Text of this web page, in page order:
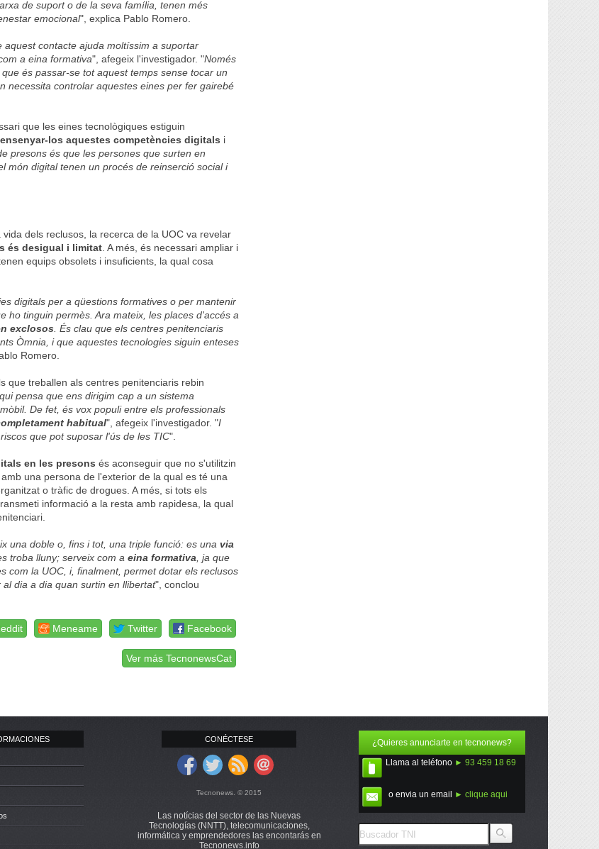
de suport o de la seva família, tenen més
emocional", explica Pablo Romero.
contacte ajuda moltíssim a suportar
a eina formativa", afegeix l'investigador. "Només
és passar-se tot aquest temps sense tocar un
necessita controlar aquestes eines per fer gairebé
que les eines tecnològiques estiguin
los aquestes competències digitals i
presons és que les persones que surten en
món digital tenen un procés de reinserció social i
dels reclusos, la recerca de la UOC va revelar
és desigual i limitat . A més, és necessari ampliar i
equips obsolets i insuficients, la qual cosa
digitals per a qüestions formatives o per mantenir
ho tinguin permès. Ara mateix, les places d'accés a
exclosos . És clau que els centres penitenciaris
Òmnia, i que aquestes tecnologies siguin enteses
Romero.
que treballen als centres penitenciaris rebin
pensa que ens dirigim cap a un sistema
De fet, és vox populi entre els professionals
habitual", afegeix l'investigador. "I
que pot suposar l'ús de les TIC".
en les presons és aconseguir que no s'utilitzin
una persona de l'exterior de la qual es té una
o tràfic de drogues. A més, si tots els
informació a la resta amb rapidesa, la qual
una doble o, fins i tot, una triple funció: es unavia
troba lluny; serveix com aeina formativa , ja que
com la UOC, i, finalment, permet dotar els reclusos
dia a dia quan surtin en llibertat", conclou
Facebook
Twitter
Meneame
Ver más TecnonewsCat
CONÉCTESE
Tecnonews. © 2015
Las notícias del sector de las Nuevas
Tecnologías (NNTT), telecomunicaciones,
informática y emprendedores las encontarás en
Tecnonews.info
¿Quieres anunciarte en tecnonews?
Llama al teléfono ► 93 459 18 69
o envia un email ► clique aqui